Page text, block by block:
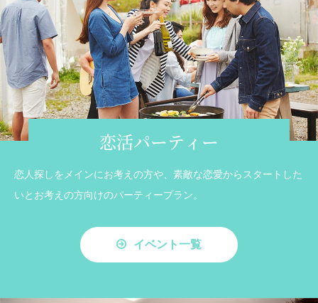
恋活パーティー
恋人探しをメインにお考えの方や、素敵な恋愛からスタートした
いとお考えの方向けのパーティープラン。
イベント一覧